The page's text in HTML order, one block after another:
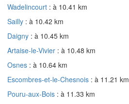
Wadelincourt : à 10.41 km
Sailly : à 10.42 km
Daigny : à 10.45 km
Artaise-le-Vivier : à 10.48 km
Osnes : à 10.64 km
Escombres-et-le-Chesnois : à 11.21 km
Pouru-aux-Bois : à 11.33 km